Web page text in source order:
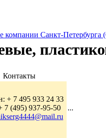
компании Санкт-Петербурга
Контакты
+ 7 495 933 24 33
7 (495) 937-95-50
...